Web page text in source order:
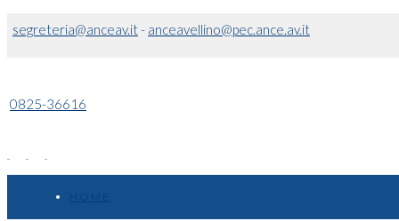
segreteria@anceav.it- anceavellino@pec.ance.av.it
0825-36616